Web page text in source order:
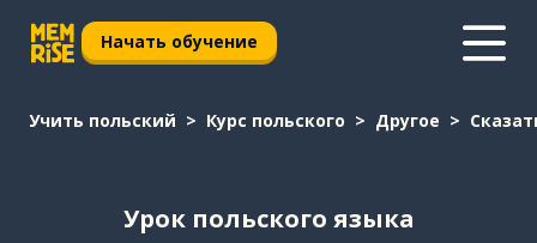
Начать обучение
Учить польский Курс польского Другое
Урок польского языка